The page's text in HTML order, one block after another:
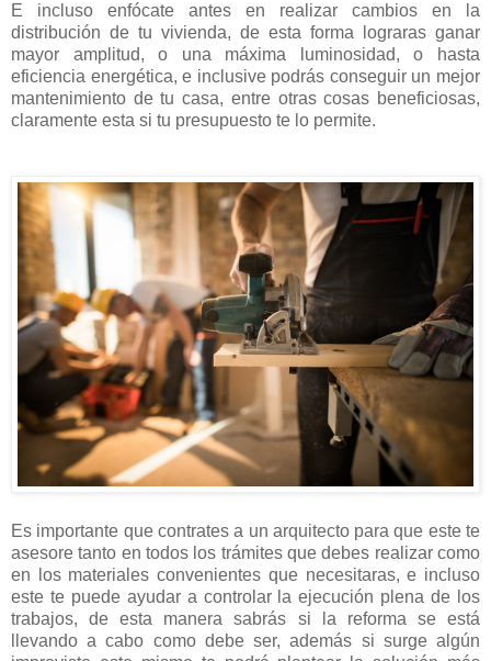
E incluso enfócate antes en realizar cambios en la
distribución de tu vivienda, de esta forma lograras ganar
mayor amplitud, o una máxima luminosidad, o hasta
eficiencia energética, e inclusive podrás conseguir un mejor
mantenimiento de tu casa, entre otras cosas beneficiosas,
claramente esta si tu presupuesto te lo permite.
Es importante que contrates a un arquitecto para que este te
asesore tanto en todos los trámites que debes realizar como
en los materiales convenientes que necesitaras, e incluso
este te puede ayudar a controlar la ejecución plena de los
trabajos, de esta manera sabrás si la reforma se está
llevando a cabo como debe ser, además si surge algún